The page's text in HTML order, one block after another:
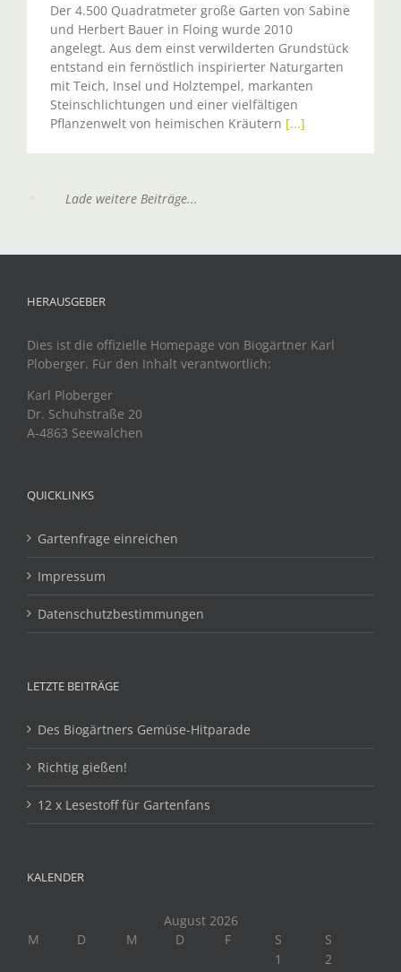
Der 4.500 Quadratmeter große Garten von Sabine
und Herbert Bauer in Floing wurde 2010
angelegt. Aus dem einst verwilderten Grundstück
entstand ein fernöstlich inspirierter Naturgarten
mit Teich, Insel und Holztempel, markanten
Steinschlichtungen und einer vielfältigen
Pflanzenwelt von heimischen Kräutern [...]
Lade weitere Beiträge...
HERAUSGEBER
Dies ist die offizielle Homepage von Biogärtner Karl
Ploberger. Für den Inhalt verantwortlich:
Karl Ploberger
Dr. Schuhstraße 20
A-4863 Seewalchen
QUICKLINKS
Gartenfrage einreichen
Impressum
Datenschutzbestimmungen
LETZTE BEITRÄGE
Des Biogärtners Gemüse-Hitparade
Richtig gießen!
12 x Lesestoff für Gartenfans
KALENDER
August 2026
M
D M D F S
S
1
2